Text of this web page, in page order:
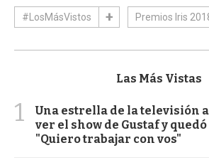
#LosMásVistos Premios Iris
Las Más Vistas
1
Una estrella de la televisión
ver el show de Gustaf y
"Quiero trabajar con vos"